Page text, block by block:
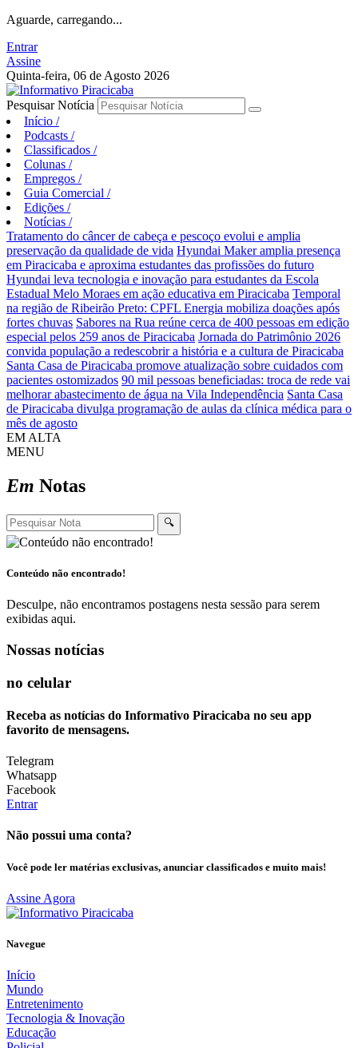
Aguarde, carregando...
Entrar
Assine
Quinta-feira, 06 de Agosto 2026
Pesquisar Notícia
Início /
Podcasts /
Classificados /
Colunas /
Empregos /
Guia Comercial /
Edições /
Notícias /
Tratamento do câncer de cabeça e pescoço evolui e amplia
preservação da qualidade de vida Hyundai Maker amplia presença
em Piracicaba e aproxima estudantes das profissões do futuro
Hyundai leva tecnologia e inovação para estudantes da Escola
Estadual Melo Moraes em ação educativa em Piracicaba Temporal
na região de Ribeirão Preto: CPFL Energia mobiliza doações após
fortes chuvas Sabores na Rua reúne cerca de 400 pessoas em edição
especial pelos 259 anos de Piracicaba Jornada do Patrimônio 2026
convida população a redescobrir a história e a cultura de Piracicaba
Santa Casa de Piracicaba promove atualização sobre cuidados com
pacientes ostomizados 90 mil pessoas beneficiadas: troca de rede vai
melhorar abastecimento de água na Vila Independência Santa Casa
de Piracicaba divulga programação de aulas da clínica médica para o
mês de agosto
EM ALTA
MENU
Em Notas
🔍
Conteúdo não encontrado!
Desculpe, não encontramos postagens nesta sessão para serem
exibidas aqui.
Nossas notícias
no celular
Receba as notícias do Informativo Piracicaba no seu app
favorito de mensagens.
Telegram
Whatsapp
Facebook
Entrar
Não possui uma conta?
Você pode ler matérias exclusivas, anunciar classificados e muito mais!
Assine Agora
Navegue
Início
Mundo
Entretenimento
Tecnologia & Inovação
Educação